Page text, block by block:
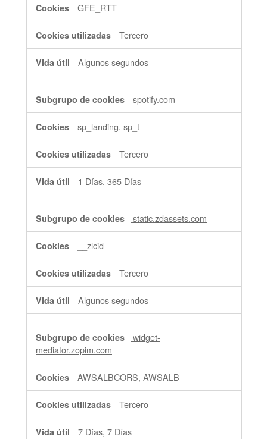
GFE_RTT
Tercero
Algunos segundos
spotify.com
sp_landing, sp_t
Tercero
1 Días, 365 Días
static.zdassets.com
__zlcid
Tercero
Algunos segundos
widget-
mediator.zopim.com
AWSALBCORS, AWSALB
Tercero
7 Días, 7 Días